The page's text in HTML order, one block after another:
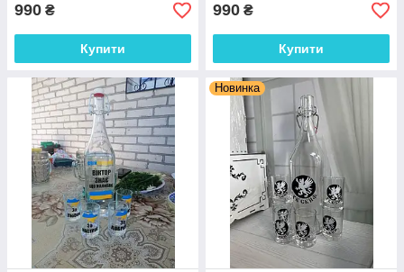
990 ₴
Купити
990 ₴
Купити
Новинка